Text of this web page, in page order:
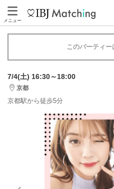
メニュー
このパーティ
7/4(土) 16:30～18:00
京都
京都駅から徒歩5分